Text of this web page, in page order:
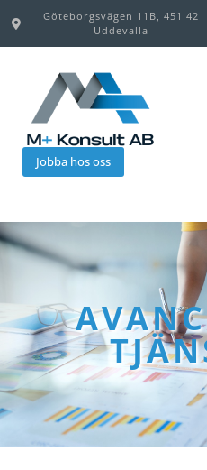
Göteborgsvägen 11B, 451 42
Uddevalla
Jobba hos oss